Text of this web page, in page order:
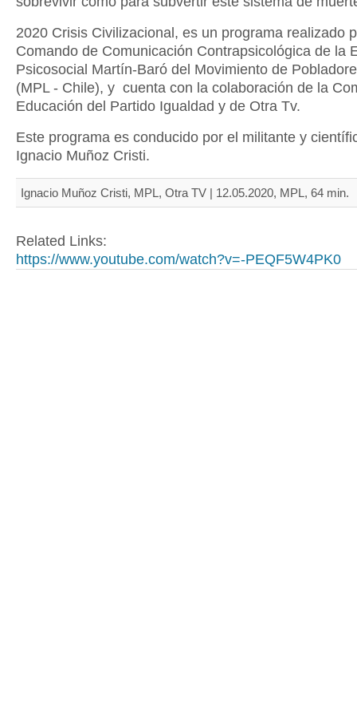
2020 Crisis Civilizacional, es un programa realizado
Comando de Comunicación Contrapsicológica de la
Psicosocial Martín-Baró del Movimiento de
(MPL - Chile), y cuenta con la colaboración de la
Educación del Partido Igualdad y de Otra Tv.
Este programa es conducido por el militante y
Ignacio Muñoz Cristi.
Ignacio Muñoz Cristi, MPL, Otra TV | 12.05.2020, MPL, 64 min.
Related Links:
https://www.youtube.com/watch?v=-PEQF5W4PK0